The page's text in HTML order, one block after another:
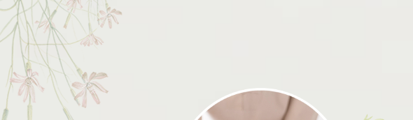
做臉推薦
彰化做臉推薦